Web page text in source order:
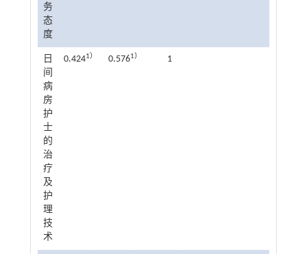
务
态
度
日
间
病
房
护
士
的
治
疗
及
护
理
技
术
0.4241） 0.5761） 1